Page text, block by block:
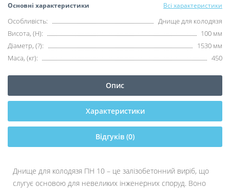
Основні характеристики Всі характеристики
Особливість:
Днище для колодязя
Висота, (H):
100 мм
Діаметр, (?):
1530 мм
Маса, (кг):
450
Опис
Характеристики
Відгуків (0)
Днище для колодязя ПН 10 – це залізобетонний виріб, що
слугує основою для невеликих інженерних споруд. Воно